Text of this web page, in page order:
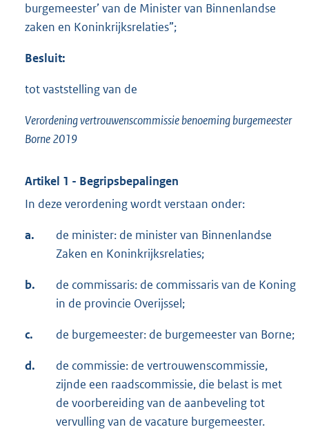
burgemeester’ van de Minister van Binnenlandse
zaken en Koninkrijksrelaties”;
Besluit:
tot vaststelling van de
Verordening vertrouwenscommissie benoeming burgemeester
Borne 2019
Artikel 1 - Begripsbepalingen
In deze verordening wordt verstaan onder:
a.
de minister: de minister van Binnenlandse
Zaken en Koninkrijksrelaties;
b.
de commissaris: de commissaris van de Koning
in de provincie Overijssel;
c. de burgemeester: de burgemeester van Borne;
d.
de commissie: de vertrouwenscommissie,
zijnde een raadscommissie, die belast is met
de voorbereiding van de aanbeveling tot
vervulling van de vacature burgemeester.